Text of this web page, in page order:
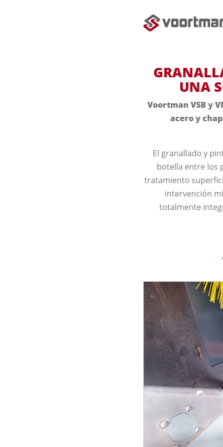
UNA
Voortman VSB y
acero y
El granallado y
botella entre los
tratamiento
intervención
totalmente